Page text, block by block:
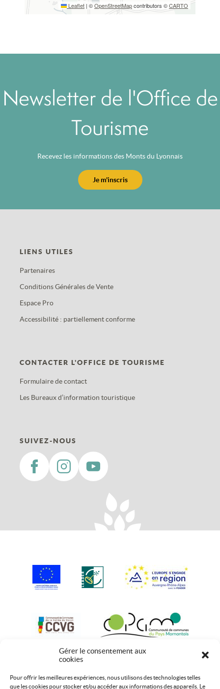
Gérer le consentement aux
cookies
Pour offrir les meilleures expériences, nous utilisons des technologies telles
que les cookies pour stocker et/ou accéder aux informations des appareils. Le
Leaflet | ©OpenStreetMapcontributors ©CARTO
Newsletter de l'Office de
Tourisme
Recevez les informations des Monts du Lyonnais
Je m'inscris
LIENS UTILES
Partenaires
Conditions Générales de Vente
Espace Pro
Accessibilité : partiellement conforme
CONTACTER L'OFFICE DE TOURISME
Formulaire de contact
Les Bureaux d’information touristique
SUIVEZ-NOUS